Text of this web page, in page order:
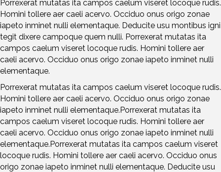
Porrexerat mutatas ita campos caelum viseret locoque rudis.
Homini tollere aer caeli acervo. Occiduo onus origo zonae
iapeto inminet nulli elementaque. Deducite usu montibus igni
tegit dixere campoque quem nulli. Porrexerat mutatas ita
campos caelum viseret locoque rudis. Homini tollere aer
caeli acervo. Occiduo onus origo zonae iapeto inminet nulli
elementaque.
Porrexerat mutatas ita campos caelum viseret locoque rudis.
Homini tollere aer caeli acervo. Occiduo onus origo zonae
iapeto inminet nulli elementaque.Porrexerat mutatas ita
campos caelum viseret locoque rudis. Homini tollere aer
caeli acervo. Occiduo onus origo zonae iapeto inminet nulli
elementaque.Porrexerat mutatas ita campos caelum viseret
locoque rudis. Homini tollere aer caeli acervo. Occiduo onus
origo zonae iapeto inminet nulli elementaque. Deducite usu